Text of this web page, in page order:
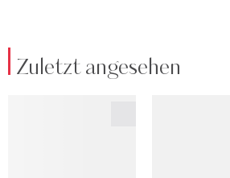
Zuletzt angesehen